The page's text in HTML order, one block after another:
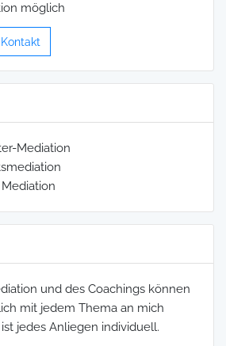
möglich
Kontakt
Mediation
und des Coachings können
mit jedem Thema an mich
jedes Anliegen individuell.